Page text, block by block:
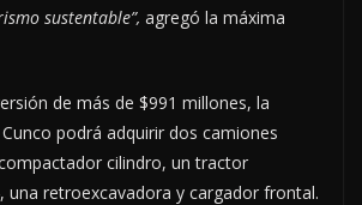
sustentable”, agregó la máxima
de más de $991 millones, la
podrá adquirir dos camiones
cilindro, un tractor
una retroexcavadora y cargador frontal.